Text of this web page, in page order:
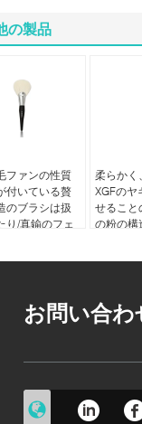
の製品
ファンの性質
付いている贅
のブラシは扱
り/真鍮のフェ
柔らかく
XGFのヤ
せること
の粉の構
お問い合わ